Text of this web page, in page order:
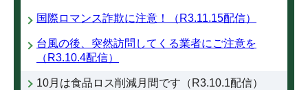
国際ロマンス詐欺に注意！（R3.11.15配信）
台風の後、突然訪問してくる業者にご注意を
（R3.10.4配信）
10月は食品ロス削減月間です（R3.10.1配信）